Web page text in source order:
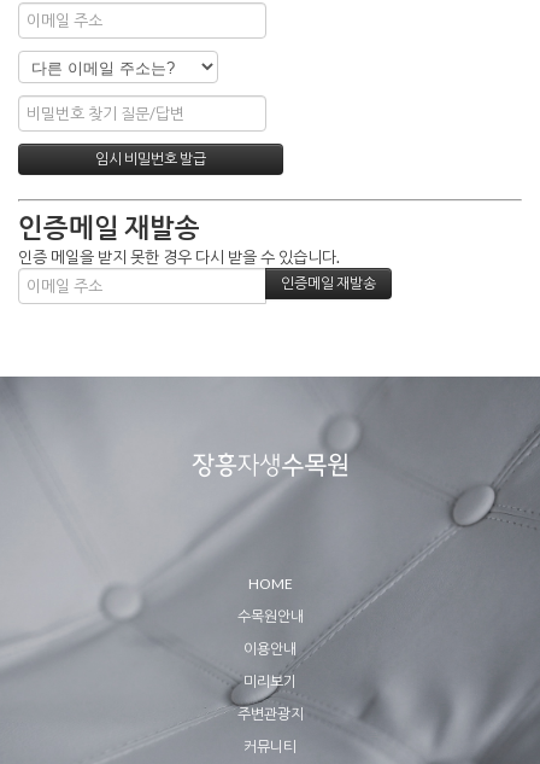
인증메일 재발송
인증 메일을 받지 못한 경우 다시 받을 수 있습니다.
HOME
수목원안내
이용안내
미리보기
주변관광지
커뮤니티